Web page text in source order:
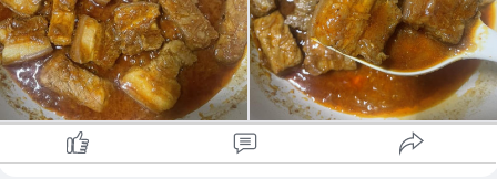
to owner